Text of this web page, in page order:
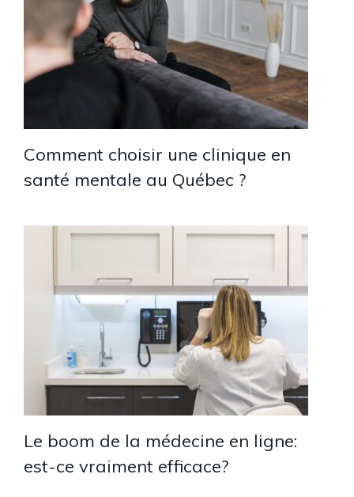
Comment choisir une clinique en
santé mentale au Québec ?
Le boom de la médecine en ligne:
est-ce vraiment efficace?